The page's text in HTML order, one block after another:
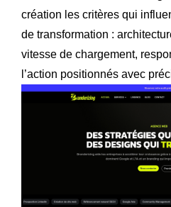
création les critères qui
de transformation :
vitesse de chargement,
l’action positionnés avec